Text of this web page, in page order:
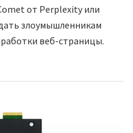
от Perplexity или
злоумышленникам
веб-страницы.